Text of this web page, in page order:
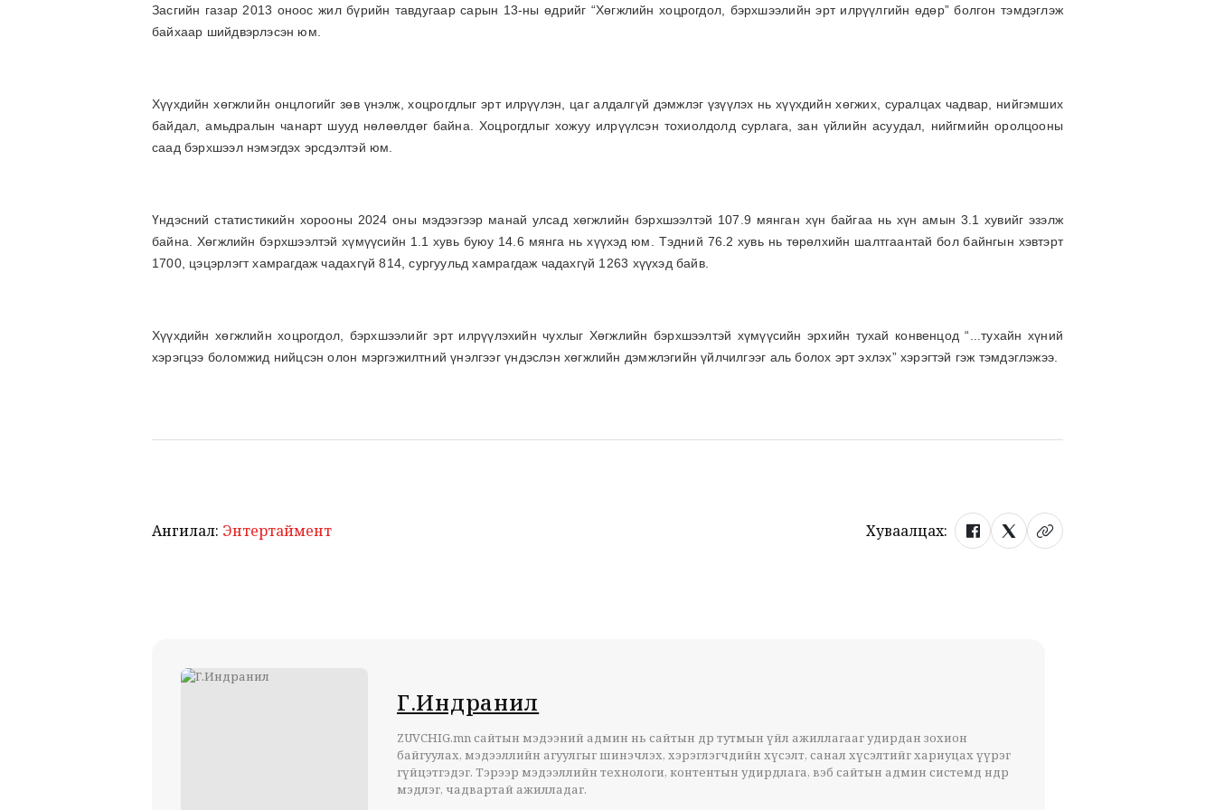
Засгийн газар 2013 оноос жил бүрийн тавдугаар сарын 13-ны өдрийг “Хөгжлийн хоцрогдол, бэрхшээлийн эрт илрүүлгийн өдөр” болгон тэмдэглэж
байхаар шийдвэрлэсэн юм.
Хүүхдийн хөгжлийн онцлогийг зөв үнэлж, хоцрогдлыг эрт илрүүлэн, цаг алдалгүй дэмжлэг үзүүлэх нь хүүхдийн хөгжих, суралцах чадвар, нийгэмших
байдал, амьдралын чанарт шууд нөлөөлдөг байна. Хоцрогдлыг хожуу илрүүлсэн тохиолдолд сурлага, зан үйлийн асуудал, нийгмийн оролцооны
саад бэрхшээл нэмэгдэх эрсдэлтэй юм.
Үндэсний статистикийн хорооны 2024 оны мэдээгээр манай улсад хөгжлийн бэрхшээлтэй 107.9 мянган хүн байгаа нь хүн амын 3.1 хувийг эзэлж
байна. Хөгжлийн бэрхшээлтэй хүмүүсийн 1.1 хувь буюу 14.6 мянга нь хүүхэд юм. Тэдний 76.2 хувь нь төрөлхийн шалтгаантай бол байнгын хэвтэрт
1700, цэцэрлэгт хамрагдаж чадахгүй 814, сургуульд хамрагдаж чадахгүй 1263 хүүхэд байв.
Хүүхдийн хөгжлийн хоцрогдол, бэрхшээлийг эрт илрүүлэхийн чухлыг Хөгжлийн бэрхшээлтэй хүмүүсийн эрхийн тухай конвенцод “...тухайн хүний
хэрэгцээ боломжид нийцсэн олон мэргэжилтний үнэлгээг үндэслэн хөгжлийн дэмжлэгийн үйлчилгээг аль болох эрт эхлэх” хэрэгтэй гэж тэмдэглэжээ.
Ангилал: Энтертаймент Хуваалцах:
Г.Индранил
ZUVCHIG.mn сайтын мэдээний админ нь сайтын өдөр тутмын үйл ажиллагааг удирдан зохион
байгуулах, мэдээллийн агуулгыг шинэчлэх, хэрэглэгчдийн хүсэлт, санал хүсэлтийг хариуцах үүрэг
гүйцэтгэдэг. Тэрээр мэдээллийн технологи, контентын удирдлага, вэб сайтын админ системд өндөр
мэдлэг, чадвартай ажилладаг.